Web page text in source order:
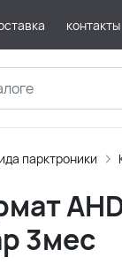
контакты
парктроники
3мес